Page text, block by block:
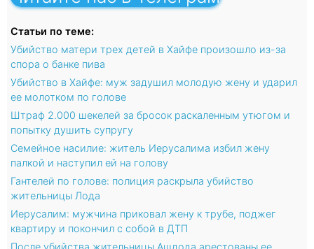
Статьи по теме:
Убийство матери трех детей в Хайфе произошло из-за
спора о банке пива
Убийство в Хайфе: муж задушил молодую жену и ударил
ее молотком по голове
Штраф 2.000 шекелей за бросок раскаленным утюгом и
попытку душить супругу
Семейное насилие: житель Иерусалима избил жену
палкой и наступил ей на голову
Гантелей по голове: полиция раскрыла убийство
жительницы Лода
Иерусалим: мужчина приковал жену к трубе, поджег
квартиру и покончил с собой в ДТП
После убийства жительницы Ашдода арестованы ее